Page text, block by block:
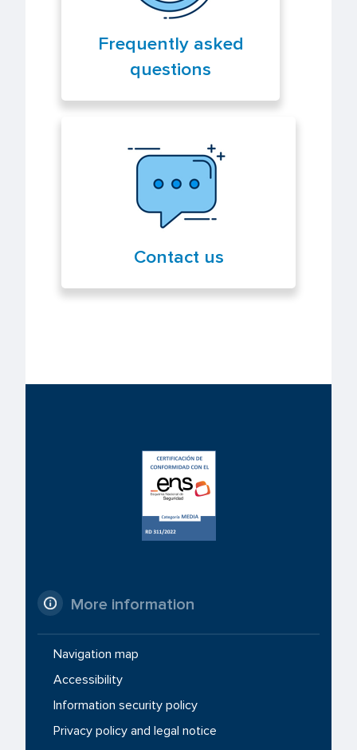
Frequently asked
questions
Contact us
More information
Navigation map
Accessibility
Information security policy
Privacy policy and legal notice